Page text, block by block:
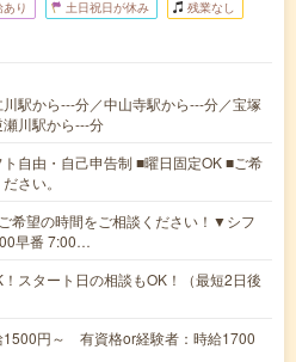
り 土日祝日が休み 残業なし
駅から---分／中山寺駅から---分／宝塚
川駅から---分
ト自由・自己申告制 ■曜日固定OK ■ご希
さい。
希望の時間をご相談ください！▼シフ
早番 7:00…
！スタート日の相談もOK！（最短2日後
1500円～ 有資格or経験者：時給1700